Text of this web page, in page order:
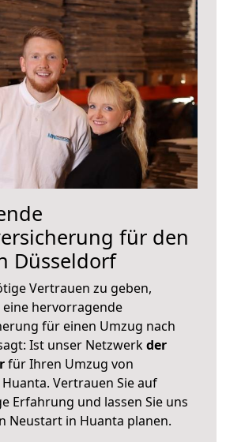
für den
Düsseldorf
Vertrauen zu geben,
hervorragende
für einen Umzug nach
Ist unser Netzwerkder
für Ihren Umzug von
Vertrauen Sie auf
Erfahrung und lassen Sie uns
Neustart in Huanta planen.